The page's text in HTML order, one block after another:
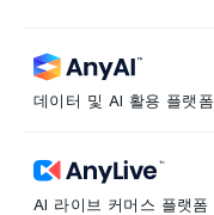
데이터 및 AI 활용 플랫폼
AI 라이브 커머스 플랫폼